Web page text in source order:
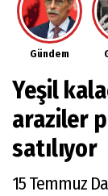
Haber
Arşivi
Gazete
Arşivi
Günün
Haberleri
Gündem
Yeşil
araziler
satılıyor
15 Temmuz